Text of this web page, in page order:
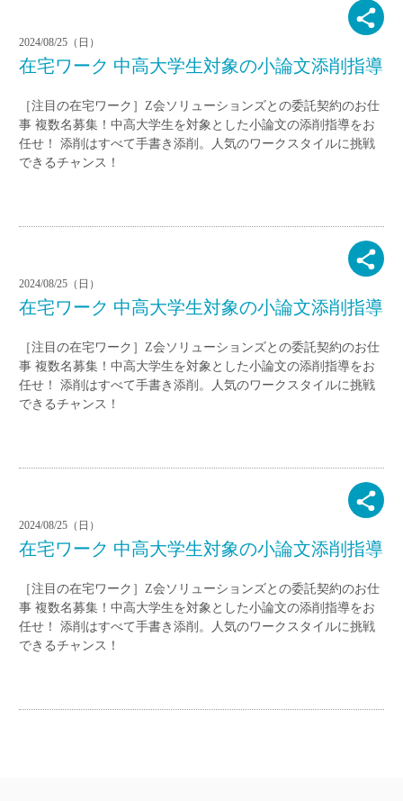
2024/08/25（日）
在宅ワーク 中高大学生対象の小論文添削指導
［注目の在宅ワーク］Z会ソリューションズとの委託契約のお仕
事 複数名募集！中高大学生を対象とした小論文の添削指導をお
任せ！ 添削はすべて手書き添削。人気のワークスタイルに挑戦
できるチャンス！
2024/08/25（日）
在宅ワーク 中高大学生対象の小論文添削指導
［注目の在宅ワーク］Z会ソリューションズとの委託契約のお仕
事 複数名募集！中高大学生を対象とした小論文の添削指導をお
任せ！ 添削はすべて手書き添削。人気のワークスタイルに挑戦
できるチャンス！
2024/08/25（日）
在宅ワーク 中高大学生対象の小論文添削指導
［注目の在宅ワーク］Z会ソリューションズとの委託契約のお仕
事 複数名募集！中高大学生を対象とした小論文の添削指導をお
任せ！ 添削はすべて手書き添削。人気のワークスタイルに挑戦
できるチャンス！